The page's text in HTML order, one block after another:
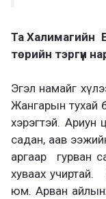
Та Халимагийн
төрийн тэргүүн
Эгэл намайг
Жангарын тухай
хэрэгтэй. Ариун
садан, аав
аргаар гурван
хуваах
юм. Арван